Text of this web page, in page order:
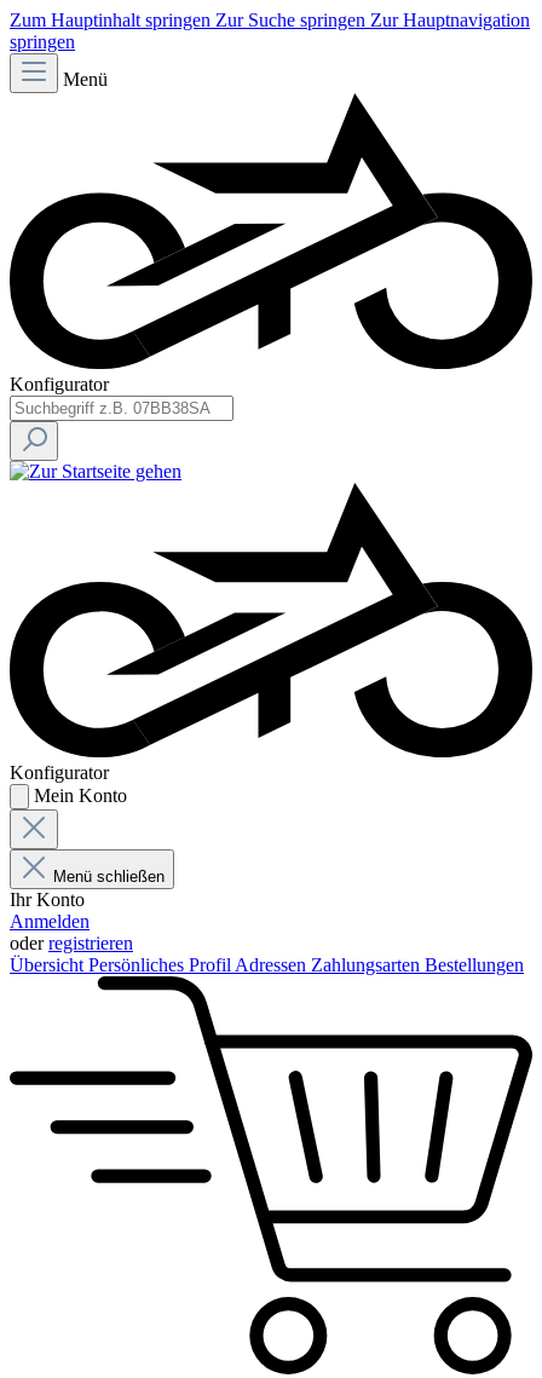
Zum Hauptinhalt springen Zur Suche springen Zur Hauptnavigation
springen
Menü
Konfigurator
Konfigurator
Mein Konto
Menü schließen
Ihr Konto
Anmelden
oderregistrieren
Übersicht Persönliches Profil Adressen Zahlungsarten Bestellungen